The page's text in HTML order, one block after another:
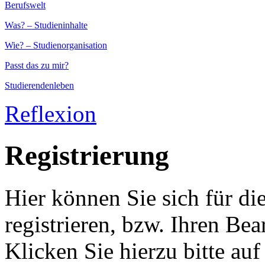
Berufswelt
Was? – Studieninhalte
Wie? – Studienorganisation
Passt das zu mir?
Studierendenleben
Reflexion
Registrierung
Hier können Sie sich für
registrieren, bzw. Ihren
Klicken Sie hierzu bitte